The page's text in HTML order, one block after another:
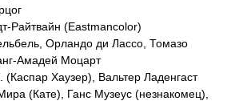
(Eastmancolor)
Орландо ди Лассо, Томазо
Амадей Моцарт
Хаузер), Вальтер Ладенгаст
(Кате), Ганс Музеус (незнакомец),